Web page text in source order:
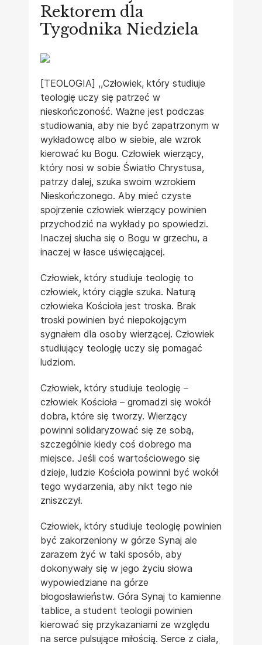
Rektorem dla
Tygodnika Niedziela
[TEOLOGIA] ,,Człowiek, który studiuje
teologię uczy się patrzeć w
nieskończoność. Ważne jest podczas
studiowania, aby nie być zapatrzonym w
wykładowcę albo w siebie, ale wzrok
kierować ku Bogu. Człowiek wierzący,
który nosi w sobie Światło Chrystusa,
patrzy dalej, szuka swoim wzrokiem
Nieskończonego. Aby mieć czyste
spojrzenie człowiek wierzący powinien
przychodzić na wykłady po spowiedzi.
Inaczej słucha się o Bogu w grzechu, a
inaczej w łasce uświęcającej.
Człowiek, który studiuje teologię to
człowiek, który ciągle szuka. Naturą
człowieka Kościoła jest troska. Brak
troski powinien być niepokojącym
sygnałem dla osoby wierzącej. Człowiek
studiujący teologię uczy się pomagać
ludziom.
Człowiek, który studiuje teologię –
człowiek Kościoła – gromadzi się wokół
dobra, które się tworzy. Wierzący
powinni solidaryzować się ze sobą,
szczególnie kiedy coś dobrego ma
miejsce. Jeśli coś wartościowego się
dzieje, ludzie Kościoła powinni być wokół
tego wydarzenia, aby nikt tego nie
zniszczył.
Człowiek, który studiuje teologię powinien
być zakorzeniony w górze Synaj ale
zarazem żyć w taki sposób, aby
dokonywały się w jego życiu słowa
wypowiedziane na górze
błogosławieństw. Góra Synaj to kamienne
tablice, a student teologii powinien
kierować się przykazaniami ze względu
na serce pulsujące miłością. Serce z ciała,